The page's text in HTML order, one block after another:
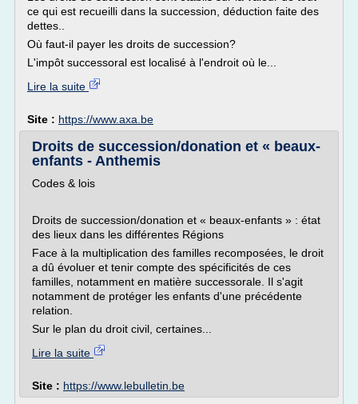
ce qui est recueilli dans la succession, déduction faite des
dettes..
Où faut-il payer les droits de succession?
L'impôt successoral est localisé à l'endroit où le...
Lire la suite
Site : https://www.axa.be
Droits de succession/donation et « beaux-
enfants - Anthemis
Codes & lois
Droits de succession/donation et « beaux-enfants » : état
des lieux dans les différentes Régions
Face à la multiplication des familles recomposées, le droit
a dû évoluer et tenir compte des spécificités de ces
familles, notamment en matière successorale. Il s'agit
notamment de protéger les enfants d'une précédente
relation.
Sur le plan du droit civil, certaines...
Lire la suite
Site : https://www.lebulletin.be